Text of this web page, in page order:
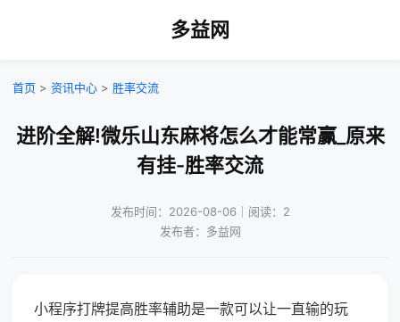
多益网
首页 > 资讯中心 > 胜率交流
进阶全解!微乐山东麻将怎么才能常赢_原来
有挂-胜率交流
发布时间：2026-08-06｜阅读：2
发布者：多益网
小程序打牌提高胜率辅助是一款可以让一直输的玩